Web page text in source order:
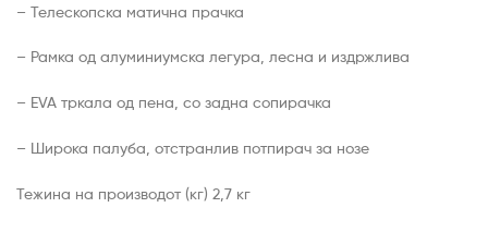
– Телескопска матична прачка
– Рамка од алуминиумска легура, лесна и издржлива
– EVA тркала од пена, со задна сопирачка
– Широка палуба, отстранлив потпирач за нозе
Тежина на производот (кг) 2,7 кг